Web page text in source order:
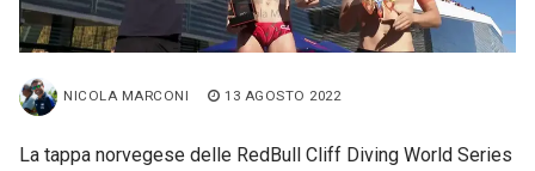
NICOLA MARCONI 13 AGOSTO 2022
La tappa norvegese delle RedBull Cliff Diving World Series